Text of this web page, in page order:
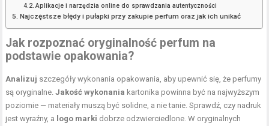
Aplikacje i narzędzia online do sprawdzania autentyczności
Najczęstsze błędy i pułapki przy zakupie perfum oraz jak ich unikać
Jak rozpoznać oryginalność perfum na
podstawie opakowania?
Analizuj szczegóły wykonania opakowania, aby upewnić się, że perfumy
są oryginalne.Jakość wykonania kartonika powinna być na najwyższym
poziomie — materiały muszą być solidne, a nie tanie. Sprawdź, czy nadruk
jest wyraźny, a logo marki dobrze odzwierciedlone. W oryginalnych